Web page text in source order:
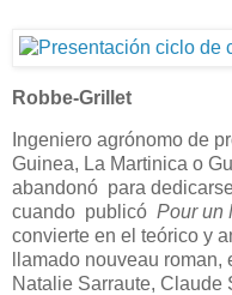
Robbe-Grillet
Ingeniero agrónomo de
Guinea, La Martinica o
abandonó para
cuando publicó Pour un
convierte en el teórico y
llamado nouveau
Natalie Sarraute, Claude